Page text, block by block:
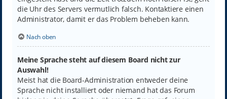
die Uhr des Servers vermutlich falsch. Kontaktiere einen
Administrator, damit er das Problem beheben kann.
Nach oben
Meine Sprache steht auf diesem Board nicht zur
Auswahl!
Meist hat die Board-Administration entweder deine
Sprache nicht installiert oder niemand hat das Forum